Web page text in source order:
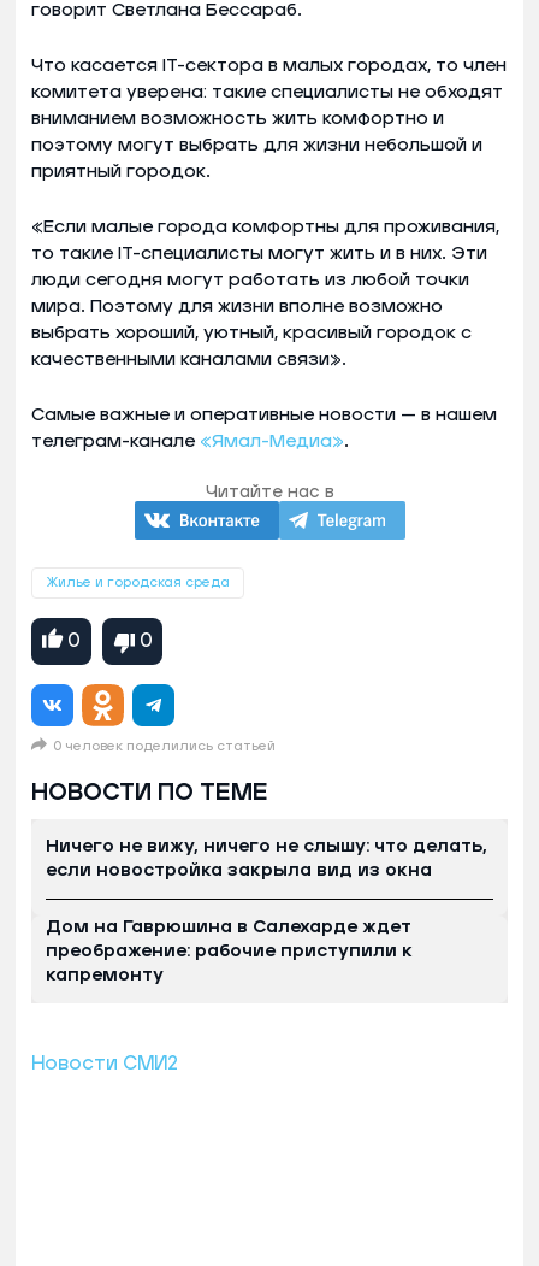
говорит Светлана Бессараб.
Что касается IT-сектора в малых городах, то член
комитета уверена: такие специалисты не обходят
вниманием возможность жить комфортно и
поэтому могут выбрать для жизни небольшой и
приятный городок.
«Если малые города комфортны для проживания,
то такие IT-специалисты могут жить и в них. Эти
люди сегодня могут работать из любой точки
мира. Поэтому для жизни вполне возможно
выбрать хороший, уютный, красивый городок с
качественными каналами связи».
Самые важные и оперативные новости — в нашем
телеграм-канале «Ямал-Медиа».
Читайте нас в
Жилье и городская среда
0 0
0 человек поделились статьей
НОВОСТИ ПО ТЕМЕ
Ничего не вижу, ничего не слышу: что делать,
если новостройка закрыла вид из окна
Дом на Гаврюшина в Салехарде ждет
преображение: рабочие приступили к
капремонту
Новости СМИ2